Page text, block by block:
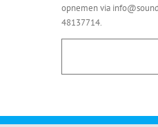
opnemen via
48137714.